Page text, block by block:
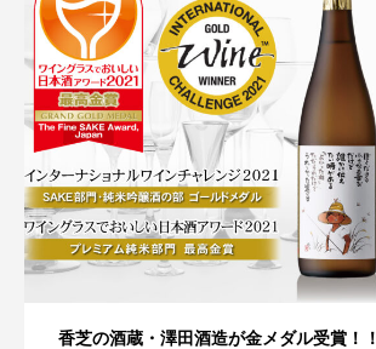
香芝の酒蔵・澤田酒造が金メダル受賞！！